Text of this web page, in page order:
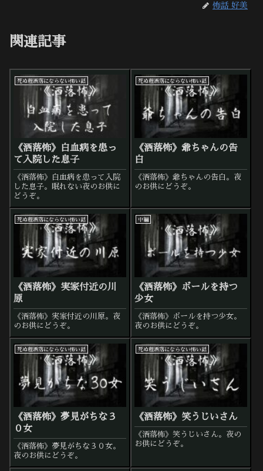
怖話 好美
関連記事
死ぬ程洒落にならない怖い話
《洒落怖》白血病を患っ
て入院した息子
《洒落怖》白血病を患って入院
した息子。眠れない夜のお供に
どうぞ。
死ぬ程洒落にならない怖い話
《洒落怖》爺ちゃんの告
白
《洒落怖》爺ちゃんの告白。夜
のお供にどうぞ。
死ぬ程洒落にならない怖い話
《洒落怖》実家付近の川
原
《洒落怖》実家付近の川原。夜
のお供にどうぞ。
中編
《洒落怖》ボールを持つ
少女
《洒落怖》ボールを持つ少女。
夜のお供にどうぞ。
死ぬ程洒落にならない怖い話
《洒落怖》夢見がちな３
０女
《洒落怖》夢見がちな３０女。
夜のお供にどうぞ。
死ぬ程洒落にならない怖い話
《洒落怖》笑うじいさん
《洒落怖》笑うじいさん。夜の
お供にどうぞ。